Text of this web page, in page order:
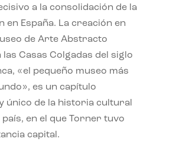
a la consolidación de la
en España. La creación en
de Arte Abstracto
las Casas Colgadas del siglo
«el pequeño museo más
es un capítulo
único de la historia cultural
en el que Torner tuvo
capital.